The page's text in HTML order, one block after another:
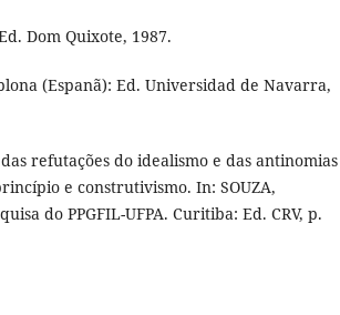
Dom Quixote, 1987.
(Espanã): Ed. Universidad de Navarra,
refutações do idealismo e das antinomias
e construtivismo. In: SOUZA,
do PPGFIL-UFPA. Curitiba: Ed. CRV, p.